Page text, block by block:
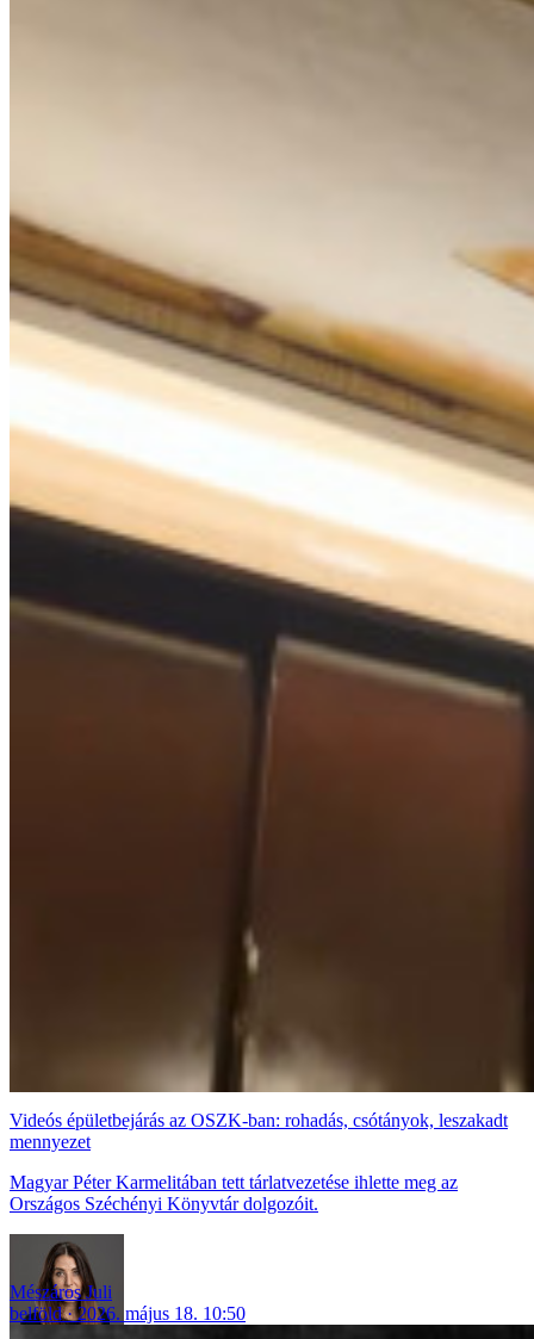
Videós épületbejárás az OSZK-ban: rohadás, csótányok, leszakadt
mennyezet
Magyar Péter Karmelitában tett tárlatvezetése ihlette meg az
Országos Széchényi Könyvtár dolgozóit.
Mészáros Juli
belföld
2026. május 18. 10:50